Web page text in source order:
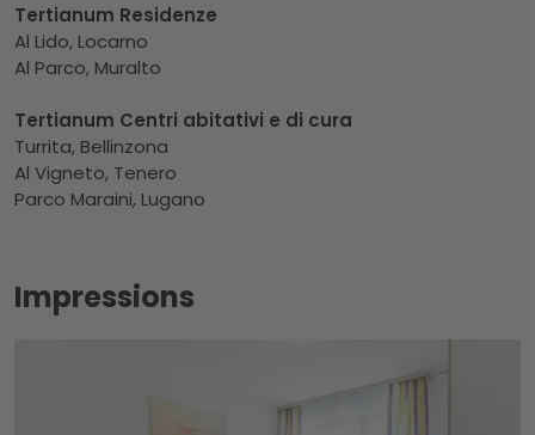
Tertianum Residenze
Al Lido, Locarno
Al Parco, Muralto
Tertianum Centri abitativi e di cura
Turrita, Bellinzona
Al Vigneto, Tenero
Parco Maraini, Lugano
Impressions